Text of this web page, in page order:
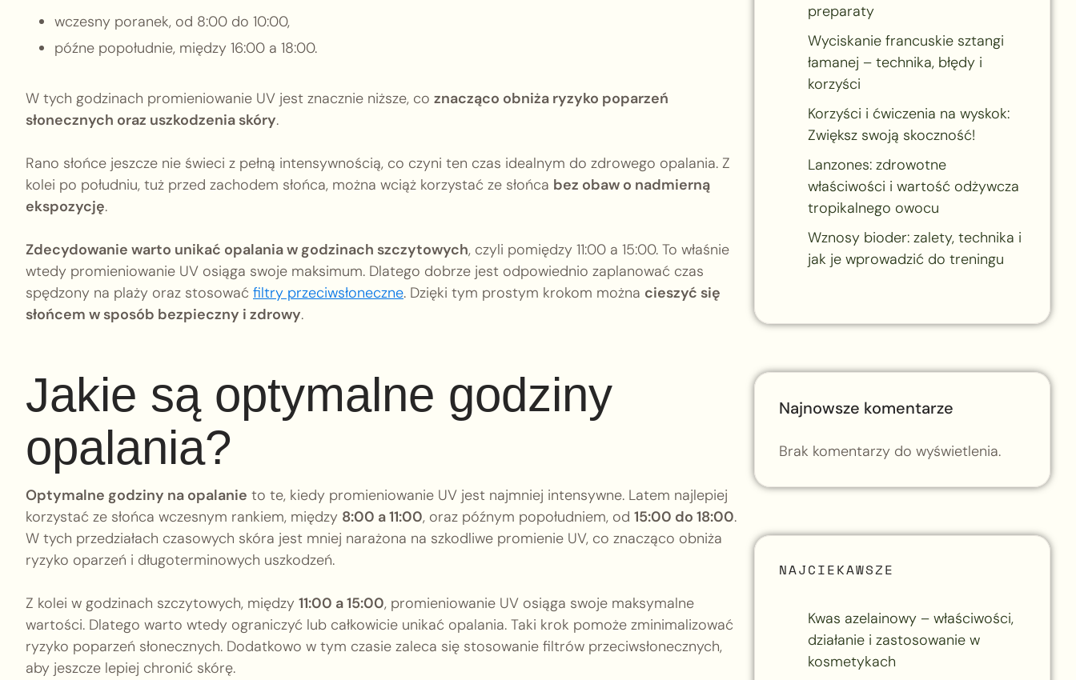
wczesny poranek, od 8:00 do 10:00,
późne popołudnie, między 16:00 a 18:00.
W tych godzinach promieniowanie UV jest znacznie niższe, co znacząco obniża ryzyko poparzeń
słonecznych oraz uszkodzenia skóry.
Rano słońce jeszcze nie świeci z pełną intensywnością, co czyni ten czas idealnym do zdrowego opalania. Z
kolei po południu, tuż przed zachodem słońca, można wciąż korzystać ze słońca bez obaw o nadmierną
ekspozycję.
Zdecydowanie warto unikać opalania w godzinach szczytowych, czyli pomiędzy 11:00 a 15:00. To właśnie
wtedy promieniowanie UV osiąga swoje maksimum. Dlatego dobrze jest odpowiednio zaplanować czas
spędzony na plaży oraz stosować filtry przeciwsłoneczne. Dzięki tym prostym krokom można cieszyć się
słońcem w sposób bezpieczny i zdrowy.
Jakie są optymalne godziny
opalania?
Optymalne godziny na opalanie to te, kiedy promieniowanie UV jest najmniej intensywne. Latem najlepiej
korzystać ze słońca wczesnym rankiem, między 8:00 a 11:00, oraz późnym popołudniem, od 15:00 do 18:00.
W tych przedziałach czasowych skóra jest mniej narażona na szkodliwe promienie UV, co znacząco obniża
ryzyko oparzeń i długoterminowych uszkodzeń.
Z kolei w godzinach szczytowych, między 11:00 a 15:00, promieniowanie UV osiąga swoje maksymalne
wartości. Dlatego warto wtedy ograniczyć lub całkowicie unikać opalania. Taki krok pomoże zminimalizować
ryzyko poparzeń słonecznych. Dodatkowo w tym czasie zaleca się stosowanie filtrów przeciwsłonecznych,
aby jeszcze lepiej chronić skórę.
preparaty
Wyciskanie francuskie sztangi
łamanej – technika, błędy i
korzyści
Korzyści i ćwiczenia na wyskok:
Zwiększ swoją skoczność!
Lanzones: zdrowotne
właściwości i wartość odżywcza
tropikalnego owocu
Wznosy bioder: zalety, technika i
jak je wprowadzić do treningu
Najnowsze komentarze
Brak komentarzy do wyświetlenia.
NAJCIEKAWSZE
Kwas azelainowy – właściwości,
działanie i zastosowanie w
kosmetykach